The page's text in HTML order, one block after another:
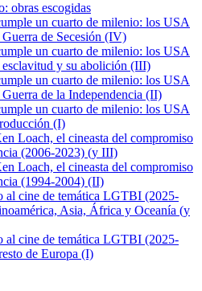
obras escogidas
un cuarto de milenio: los USA
de Secesión (IV)
un cuarto de milenio: los USA
y su abolición (III)
un cuarto de milenio: los USA
de la Independencia (II)
un cuarto de milenio: los USA
(I)
Loach, el cineasta del compromiso
(2006-2023) (y III)
Loach, el cineasta del compromiso
(1994-2004) (II)
al cine de temática LGTBI (2025-
Asia, África y Oceanía (y
al cine de temática LGTBI (2025-
de Europa (I)